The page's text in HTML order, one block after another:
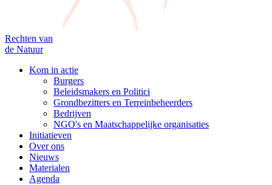
Rechten van
de Natuur
Kom in actie
Burgers
Beleidsmakers en Politici
Grondbezitters en Terreinbeheerders
Bedrijven
NGO's en Maatschappelijke organisaties
Initiatieven
Over ons
Nieuws
Materialen
Agenda